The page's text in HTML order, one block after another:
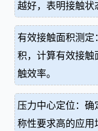
越好，表明接触状
有效接触面积测
积，计算有效接
触效率。
压力中心定位：
称性要求高的应用